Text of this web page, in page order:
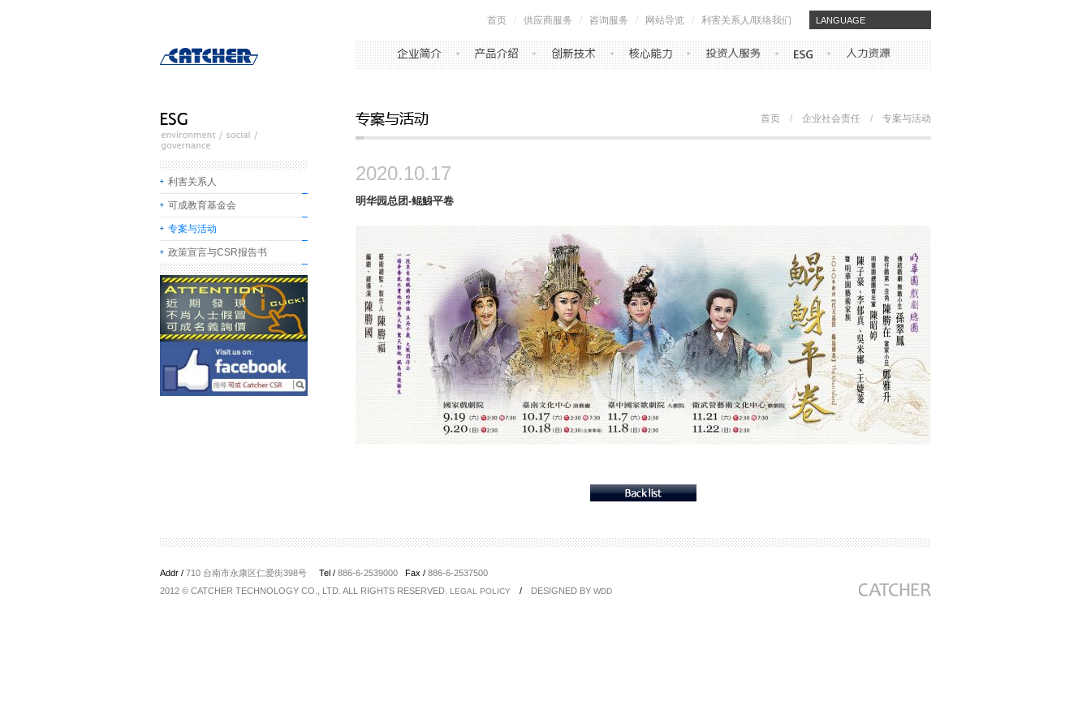
利害关系人
可成教育基金会
专案与活动
政策宣言与CSR报告书
首页 / 企业社会责任 / 专案与活动
2020.10.17
明华园总团-鲲鯓平卷
Addr / 710 台南市永康区仁爱街398号 Tel / 886-6-2539000 Fax / 886-6-2537500
2012 © CATCHER TECHNOLOGY CO., LTD. ALL RIGHTS RESERVED.
LEGAL POLICY / DESIGNED BY WDD
首页 / 供应商服务 / 咨询服务 / 网站导览 / 利害关系人/联络我们 ​​LANGUAGE